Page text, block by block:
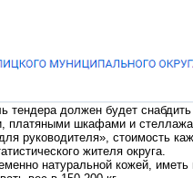
тендера должен будет
платяными шкафами и
руководителя», стоимость
жителя округа.
натуральной кожей,